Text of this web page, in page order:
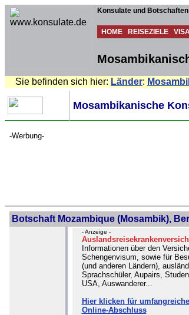
Konsulate und
HOME REISEZIELE
Sie befinden sich hier: Länder:
Mosambikanische
-Werbung-
Botschaft Mozambique (Mosambik),
- Anzeige -
Informationen über den
Schengenvisum, sowie für
(und anderen Ländern),
Sprachschüler, Aupairs,
USA, Auswanderer...
Hier klicken für
Online-Abschluss